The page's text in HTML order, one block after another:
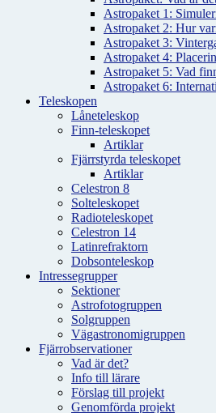
Astropaket 1:
Astropaket 2: Hur
Astropaket 3:
Astropaket 4:
Astropaket 5: Vad
Astropaket 6:
Teleskopen
Låneteleskop
Finn-teleskopet
Artiklar
Fjärrstyrda teleskopet
Artiklar
Celestron 8
Solteleskopet
Radioteleskopet
Celestron 14
Latinrefraktorn
Dobsonteleskop
Intressegrupper
Sektioner
Astrofotogruppen
Solgruppen
Vägastronomigruppen
Fjärrobservationer
Vad är det?
Info till lärare
Förslag till projekt
Genomförda projekt